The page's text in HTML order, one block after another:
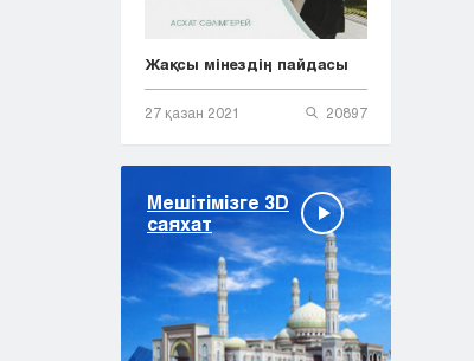
Жақсы мінездің пайдасы
27 қазан 2021 20897
Мешітімізге 3D
саяхат